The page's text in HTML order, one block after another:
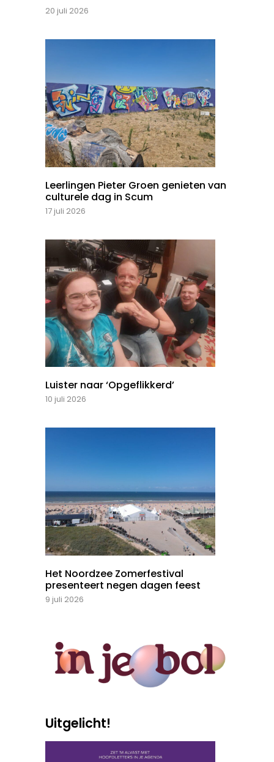
20 juli 2026
Leerlingen Pieter Groen genieten van
culturele dag in Scum
17 juli 2026
Luister naar ‘Opgeflikkerd’
10 juli 2026
Het Noordzee Zomerfestival
presenteert negen dagen feest
9 juli 2026
Uitgelicht!